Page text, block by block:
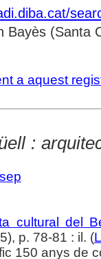
Bayès (Santa
a aquest
:
cultural del
p. 78-81 : il. (
150 anys de